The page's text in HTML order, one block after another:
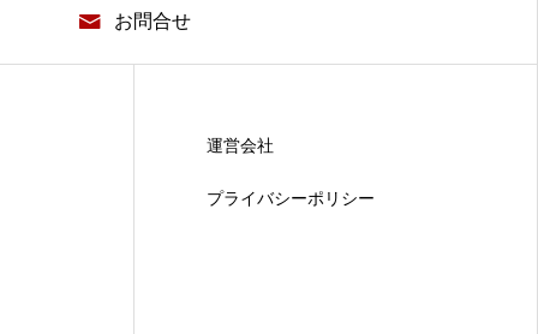
お問合せ
運営会社
プライバシーポリシー